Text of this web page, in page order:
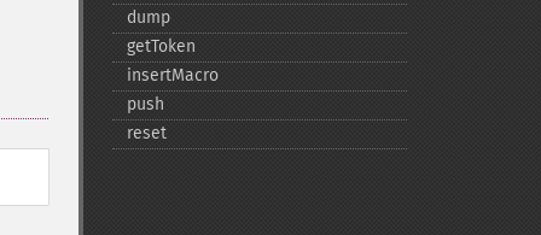
dump
getToken
insertMacro
push
reset